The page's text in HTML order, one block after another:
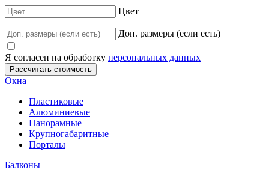
Цвет
Доп. размеры (если есть)
Я согласен на обработку персональных данных
Окна
Пластиковые
Алюминиевые
Панорамные
Крупногабаритные
Порталы
Балконы